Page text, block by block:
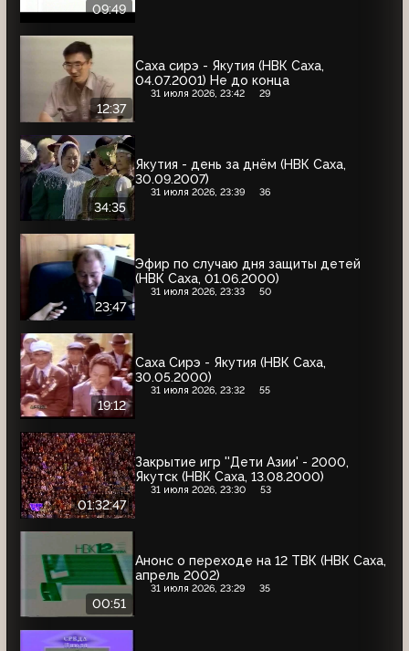
09:49
12:37
Саха сирэ - Якутия (НВК Саха,
04.07.2001) Не до конца
31 июля 2026, 23:42 29
34:35
Якутия - день за днём (НВК Саха,
30.09.2007)
31 июля 2026, 23:39 36
23:47
Эфир по случаю дня защиты детей
(НВК Саха, 01.06.2000)
31 июля 2026, 23:33 50
19:12
Саха Сирэ - Якутия (НВК Саха,
30.05.2000)
31 июля 2026, 23:32 55
01:32:47
Закрытие игр ''Дети Азии' - 2000,
Якутск (НВК Саха, 13.08.2000)
31 июля 2026, 23:30 53
00:51
Анонс о переходе на 12 ТВК (НВК Саха,
апрель 2002)
31 июля 2026, 23:29 35